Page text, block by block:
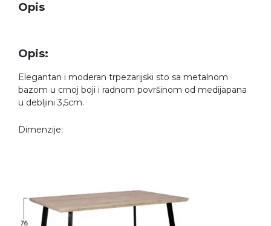
Opis
Opis:
Elegantan i moderan trpezarijski sto sa metalnom
bazom u crnoj boji i radnom površinom od medijapana
u debljini 3,5cm.
Dimenzije: